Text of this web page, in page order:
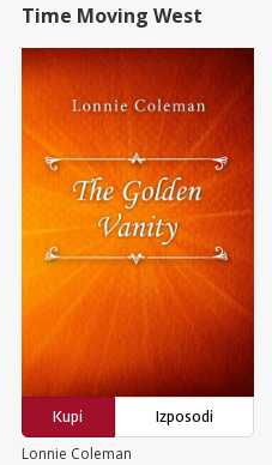
Time Moving West
Kupi
Izposodi
Lonnie Coleman